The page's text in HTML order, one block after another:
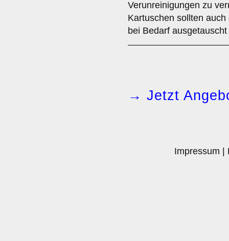
Verunreinigungen zu
Kartuschen sollten
bei Bedarf
→ Jetzt
Impressum